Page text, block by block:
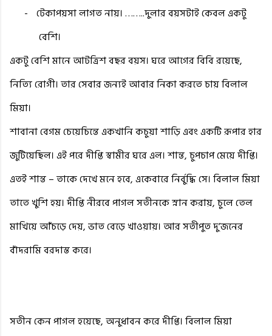
- টেকাপয়সা লাগত নায়। ……..দুলার বয়সটাই কেবল একটু
বেশি।
একটু বেশি মানে আটত্রিশ বছর বয়স। ঘরে আগের বিবি রয়েছে,
নিত্যি রোগী। তার সেবার জন্যই আবার নিকা করতে চায় বিলাল
মিয়া।
শাবানা বেগম চেয়েচিন্তে একখানি কচুয়া শাড়ি এবং একটি রূপার হার
জুটিয়েছিল। এই পরে দীপ্তি স্বামীর ঘরে এল। শান্ত, চুপচাপ মেয়ে দীপ্তি।
এতই শান্ত – তাকে দেখে মনে হবে, একেবারে নির্বুদ্ধি সে। বিলাল মিয়া
তাতে খুশি হয়। দীপ্তি নীরবে পাগল সতীনকে স্নান করায়, চুলে তেল
মাখিয়ে আঁচড়ে দেয়, ভাত বেড়ে খাওয়ায়। আর সতীপুত দু’জনের
বাঁদরামি বরদাস্ত করে।
সতীন কেন পাগল হয়েছে, অনুধাবন করে দীপ্তি। বিলাল মিয়া